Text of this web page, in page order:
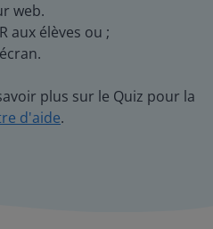
web.
aux élèves ou ;
plus sur le Quiz pour la
d'aide.